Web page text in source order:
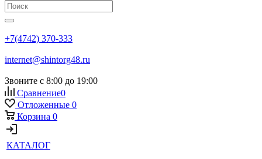
+7(4742) 370-333
internet@shintorg48.ru
Звоните с 8:00 до 19:00
Сравнение0
Отложенные 0
Корзина 0
КАТАЛОГ